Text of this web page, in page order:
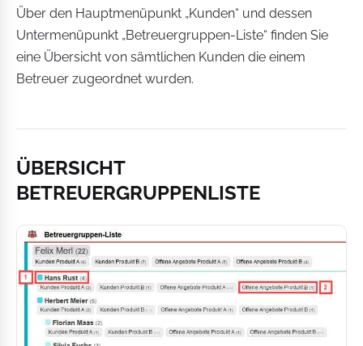
Über den Hauptmenüpunkt „Kunden“ und dessen
Untermenüpunkt „Betreuergruppen-Liste“ finden Sie
eine Übersicht von sämtlichen Kunden die einem
Betreuer zugeordnet wurden.
ÜBERSICHT
BETREUERGRUPPENLISTE